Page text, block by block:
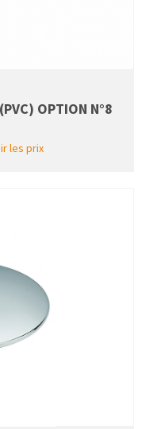
OPTION N°8
les prix